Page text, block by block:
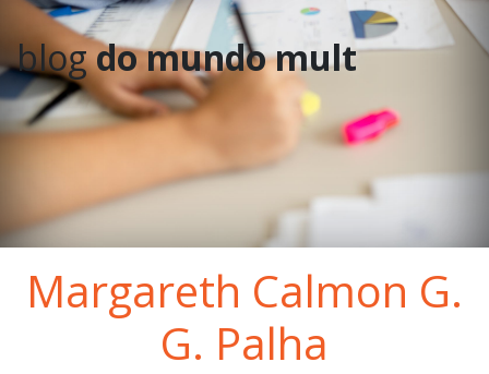
blogdo mundo mult
Margareth Calmon G.
G. Palha